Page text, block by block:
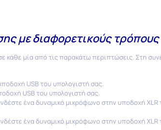
με διαφορετικούς τρόπους
κάθε μία από τις παρακάτω περιπτώσεις. Στη
USB του υπολογιστή σας.
USB του υπολογιστή σας.
ένα δυναμικό μικρόφωνο στην υποδοχή XLR
ένα δυναμικό μικρόφωνο στην υποδοχή XLR
in the framework of European program